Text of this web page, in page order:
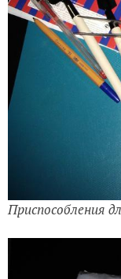
Приспособления